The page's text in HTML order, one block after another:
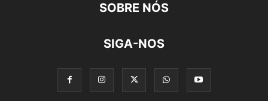
SOBRE NÓS
SIGA-NOS